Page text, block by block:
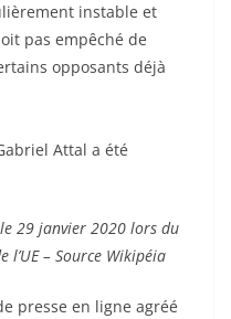
instable et
pas empêché de
opposants déjà
Attal a été
29 janvier 2020 lors du
l’UE – Source Wikipéia
presse en ligne agréé